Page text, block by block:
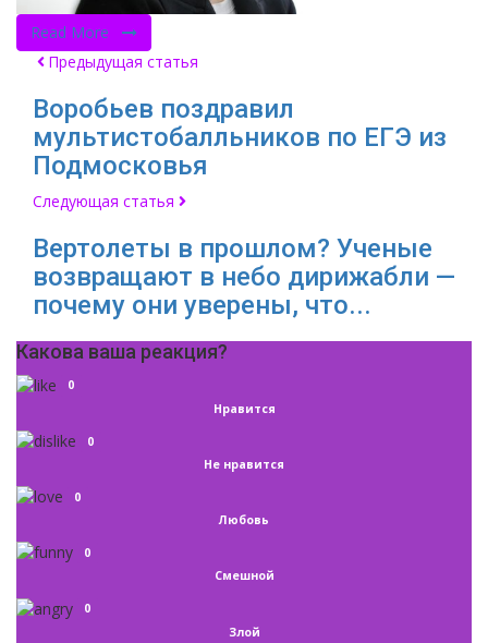
Read More
Предыдущая статья
Воробьев поздравил
мультистобалльников по ЕГЭ из
Подмосковья
Следующая статья
Вертолеты в прошлом? Ученые
возвращают в небо дирижабли —
почему они уверены, что...
Какова ваша реакция?
0
Нравится
0
Не нравится
0
Любовь
0
Смешной
0
Злой